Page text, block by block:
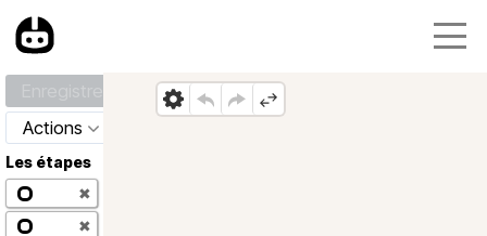
Actions
Les étapes
✖
✖